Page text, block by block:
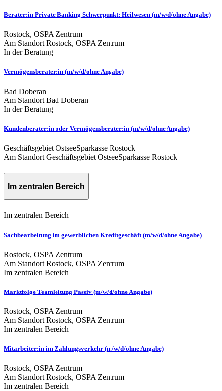
Berater:in Private Banking Schwerpunkt: Heilwesen (m/w/d/ohne Angabe)
Rostock, OSPA Zentrum
Am Standort Rostock, OSPA Zentrum
In der Beratung
Vermögensberater:in (m/w/d/ohne Angabe)
Bad Doberan
Am Standort Bad Doberan
In der Beratung
Kundenberater:in oder Vermögensberater:in (m/w/d/ohne Angabe)
Geschäftsgebiet OstseeSparkasse Rostock
Am Standort Geschäftsgebiet OstseeSparkasse Rostock
Im zentralen Bereich
Im zentralen Bereich
Sachbearbeitung im gewerblichen Kreditgeschäft (m/w/d/ohne Angabe)
Rostock, OSPA Zentrum
Am Standort Rostock, OSPA Zentrum
Im zentralen Bereich
Marktfolge Teamleitung Passiv (m/w/d/ohne Angabe)
Rostock, OSPA Zentrum
Am Standort Rostock, OSPA Zentrum
Im zentralen Bereich
Mitarbeiter:in im Zahlungsverkehr (m/w/d/ohne Angabe)
Rostock, OSPA Zentrum
Am Standort Rostock, OSPA Zentrum
Im zentralen Bereich